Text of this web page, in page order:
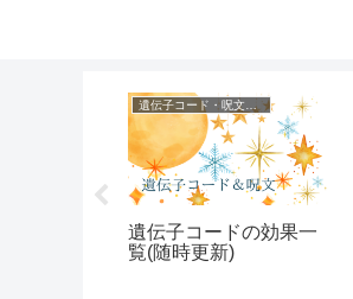
遺伝子コード・呪文一覧
遺伝子コードの効果一
覧(随時更新)